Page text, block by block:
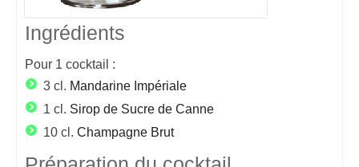
Ingrédients
Pour 1 cocktail :
3 cl. Mandarine Impériale
1 cl. Sirop de Sucre de Canne
10 cl. Champagne Brut